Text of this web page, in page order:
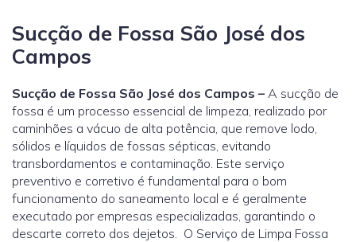
Sucção de Fossa São José dos
Campos
Sucção de Fossa São José dos Campos – A sucção de
fossa é um processo essencial de limpeza, realizado por
caminhões a vácuo de alta potência, que remove lodo,
sólidos e líquidos de fossas sépticas, evitando
transbordamentos e contaminação. Este serviço
preventivo e corretivo é fundamental para o bom
funcionamento do saneamento local e é geralmente
executado por empresas especializadas, garantindo o
descarte correto dos dejetos. O Serviço de Limpa Fossa